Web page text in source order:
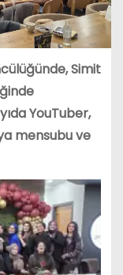
Simit
YouTuber,
mensubu ve